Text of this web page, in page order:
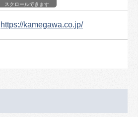
https://kamegawa.co.jp/
スクロールできます